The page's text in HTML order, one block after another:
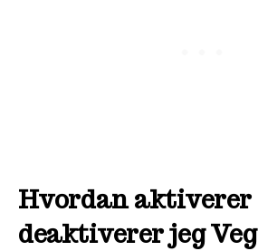
Hvordan
deaktiverer jeg